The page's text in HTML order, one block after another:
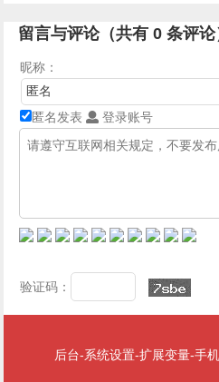
留言与评论（共有0 条评论
昵称：
匿名发表 登录账号
验证码：
后台-系统设置-扩展变量-手